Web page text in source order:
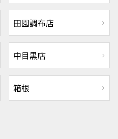
田園調布店
中目黒店
箱根